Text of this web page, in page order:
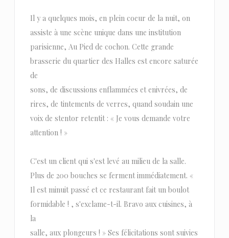
Il y a quelques mois, en plein coeur de la nuit, on
assiste à une scène unique dans une institution
parisienne, Au Pied de cochon. Cette grande
brasserie du quartier des Halles est encore saturée
de
sons, de discussions enflammées et enivrées, de
rires, de tintements de verres, quand soudain une
voix de stentor retentit : « Je vous demande votre
attention ! »
C'est un client qui s'est levé au milieu de la salle.
Plus de 200 bouches se ferment immédiatement. «
Il est minuit passé et ce restaurant fait un boulot
formidable ! , s'exclame-t-il. Bravo aux cuisines, à
la
salle, aux plongeurs ! » Ses félicitations sont suivies